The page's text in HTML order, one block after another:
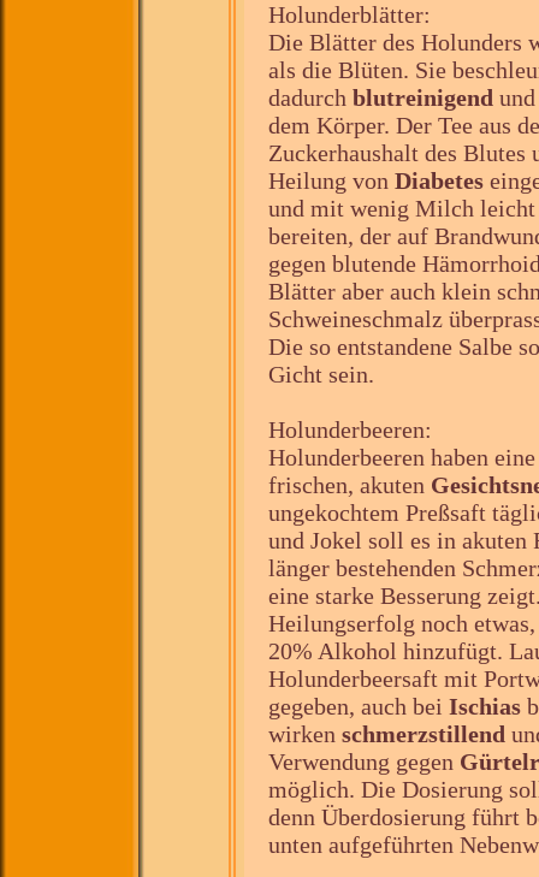
Holunderblätter:
Die Blätter des Holunders
als die Blüten. Sie
dadurch blutreinigend
dem Körper. Der Tee aus
Zuckerhaushalt des Blutes
Heilung von Diabetes
und mit wenig Milch leicht
bereiten, der auf
gegen blutende
Blätter aber auch klein
Schweineschmalz
Die so entstandene Salbe
Gicht sein.
Holunderbeeren:
Holunderbeeren haben
frischen, akuten
ungekochtem Preßsaft
und Jokel soll es in
länger bestehenden
eine starke Besserung
Heilungserfolg noch
20% Alkohol hinzufügt.
Holunderbeersaft mit
gegeben, auch bei Ischias
wirken schmerzstillend
Verwendung gegen
möglich. Die Dosierung
denn Überdosierung führt
unten aufgeführten